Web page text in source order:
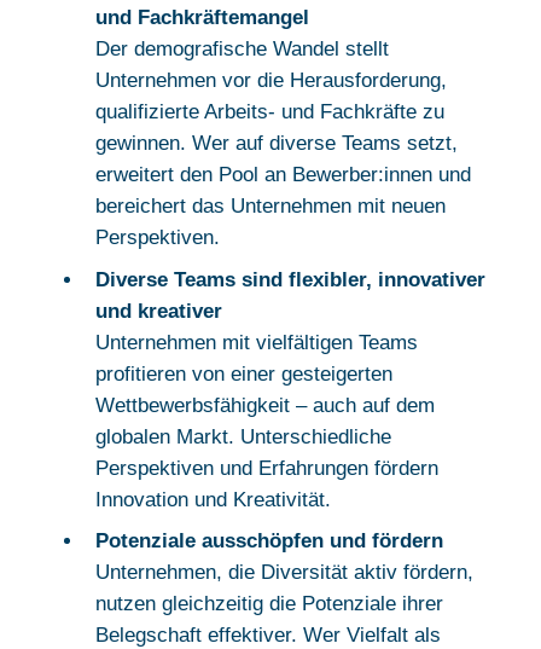
und Fachkräftemangel
Der demografische Wandel stellt
Unternehmen vor die Herausforderung,
qualifizierte Arbeits- und Fachkräfte zu
gewinnen. Wer auf diverse Teams setzt,
erweitert den Pool an Bewerber:innen und
bereichert das Unternehmen mit neuen
Perspektiven.
Diverse Teams sind flexibler, innovativer
und kreativer
Unternehmen mit vielfältigen Teams
profitieren von einer gesteigerten
Wettbewerbsfähigkeit – auch auf dem
globalen Markt. Unterschiedliche
Perspektiven und Erfahrungen fördern
Innovation und Kreativität.
Potenziale ausschöpfen und fördern
Unternehmen, die Diversität aktiv fördern,
nutzen gleichzeitig die Potenziale ihrer
Belegschaft effektiver. Wer Vielfalt als